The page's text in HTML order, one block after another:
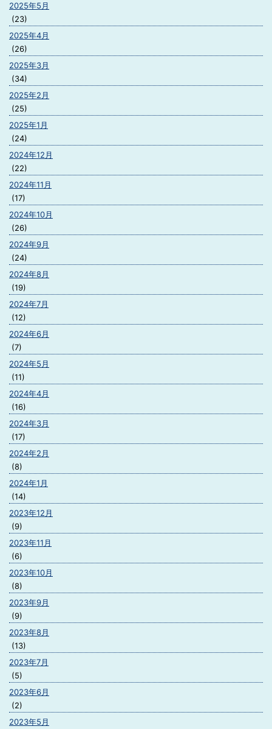
2025年5月
(23)
2025年4月
(26)
2025年3月
(34)
2025年2月
(25)
2025年1月
(24)
2024年12月
(22)
2024年11月
(17)
2024年10月
(26)
2024年9月
(24)
2024年8月
(19)
2024年7月
(12)
2024年6月
(7)
2024年5月
(11)
2024年4月
(16)
2024年3月
(17)
2024年2月
(8)
2024年1月
(14)
2023年12月
(9)
2023年11月
(6)
2023年10月
(8)
2023年9月
(9)
2023年8月
(13)
2023年7月
(5)
2023年6月
(2)
2023年5月